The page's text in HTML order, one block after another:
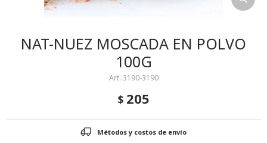
NAT-NUEZ MOSCADA EN POLVO
100G
3190-3190
$ 205
Métodos y costos de envío